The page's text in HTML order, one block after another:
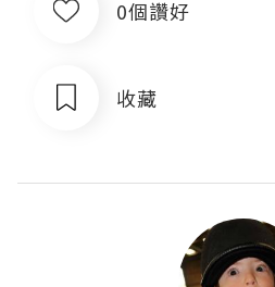
0個讚好
收藏